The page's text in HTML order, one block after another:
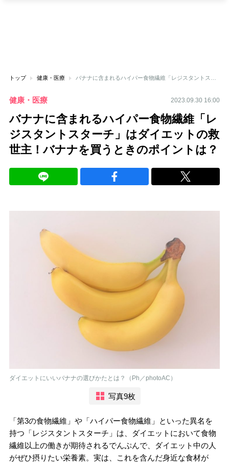
トップ 健康・医療
健康・医療 2023.09.30 16:00
バナナに含まれるハイパー食物繊維「レ
ジスタントスターチ」はダイエットの救
世主！バナナを買うときのポイントは？
ダイエットにいいバナナの選びかたとは？（Ph／photoAC）
写真9枚
「第3の食物繊維」や「ハイパー食物繊維」といった異名を
持つ「レジスタントスターチ」は、ダイエットにおいて食物
繊維以上の働きが期待されるでんぷんで、ダイエット中の人
がぜひ摂りたい栄養素。実は、これを含んだ身近な食材が